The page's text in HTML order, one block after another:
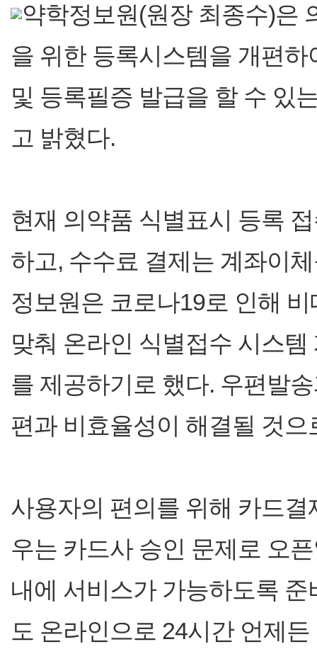
약학정보원(원장 최종수)은
을 위한 등록시스템을 개편
및 등록필증 발급을 할 수 있
고 밝혔다.
현재 의약품 식별표시 등록
하고, 수수료 결제는 계좌이
정보원은 코로나19로 인해
맞춰 온라인 식별접수 시스
를 제공하기로 했다. 우편발
편과 비효율성이 해결될 것으
사용자의 편의를 위해 카드
우는 카드사 승인 문제로 오
내에 서비스가 가능하도록
도 온라인으로 24시간 언제